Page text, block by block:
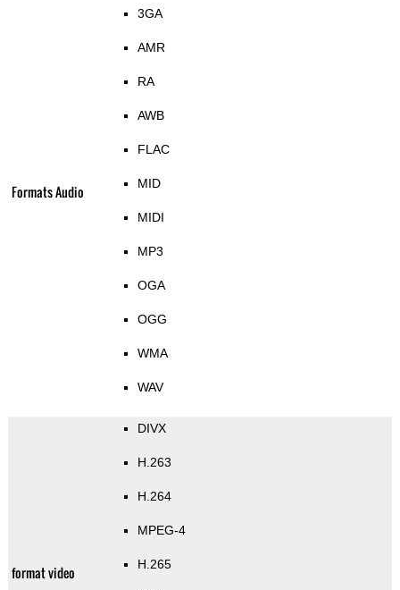
Formats Audio
3GA
AMR
RA
AWB
FLAC
MID
MIDI
MP3
OGA
OGG
WMA
WAV
format video
DIVX
H.263
H.264
MPEG-4
H.265